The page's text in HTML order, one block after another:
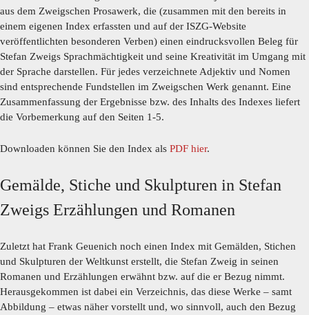
aus dem Zweigschen Prosawerk, die (zusammen mit den bereits in
einem eigenen Index erfassten und auf der ISZG-Website
veröffentlichten besonderen Verben) einen eindrucksvollen Beleg für
Stefan Zweigs Sprachmächtigkeit und seine Kreativität im Umgang mit
der Sprache darstellen. Für jedes verzeichnete Adjektiv und Nomen
sind entsprechende Fundstellen im Zweigschen Werk genannt. Eine
Zusammenfassung der Ergebnisse bzw. des Inhalts des Indexes liefert
die Vorbemerkung auf den Seiten 1-5.
Downloaden können Sie den Index als PDF hier.
Gemälde, Stiche und Skulpturen in Stefan
Zweigs Erzählungen und Romanen
Zuletzt hat Frank Geuenich noch einen Index mit Gemälden, Stichen
und Skulpturen der Weltkunst erstellt, die Stefan Zweig in seinen
Romanen und Erzählungen erwähnt bzw. auf die er Bezug nimmt.
Herausgekommen ist dabei ein Verzeichnis, das diese Werke – samt
Abbildung – etwas näher vorstellt und, wo sinnvoll, auch den Bezug